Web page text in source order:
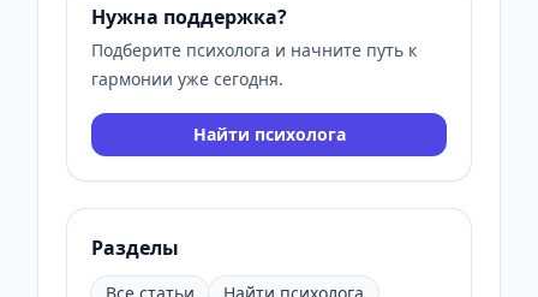
Нужна поддержка?
Подберите психолога и начните путь к
гармонии уже сегодня.
Найти психолога
Разделы